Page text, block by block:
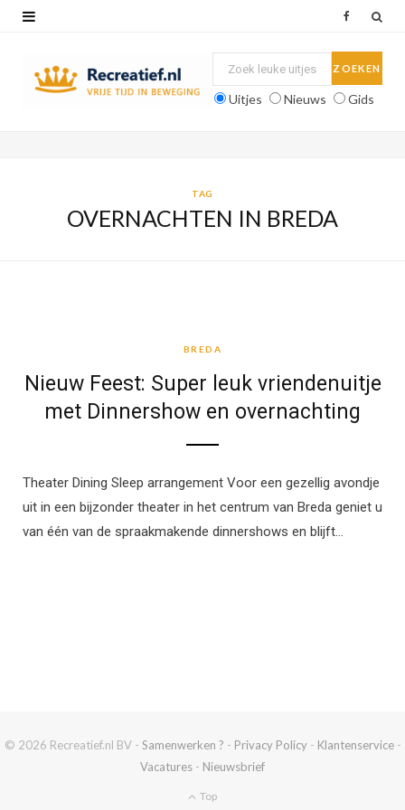
Uitjes Nieuws Gids
TAG
OVERNACHTEN IN BREDA
BREDA
Nieuw Feest: Super leuk vriendenuitje
met Dinnershow en overnachting
Theater Dining Sleep arrangement Voor een gezellig avondje
uit in een bijzonder theater in het centrum van Breda geniet u
van één van de spraakmakende dinnershows en blijft…
© 2026 Recreatief.nl BV - Samenwerken ? - Privacy Policy- Klantenservice-
Vacatures - Nieuwsbrief
Top